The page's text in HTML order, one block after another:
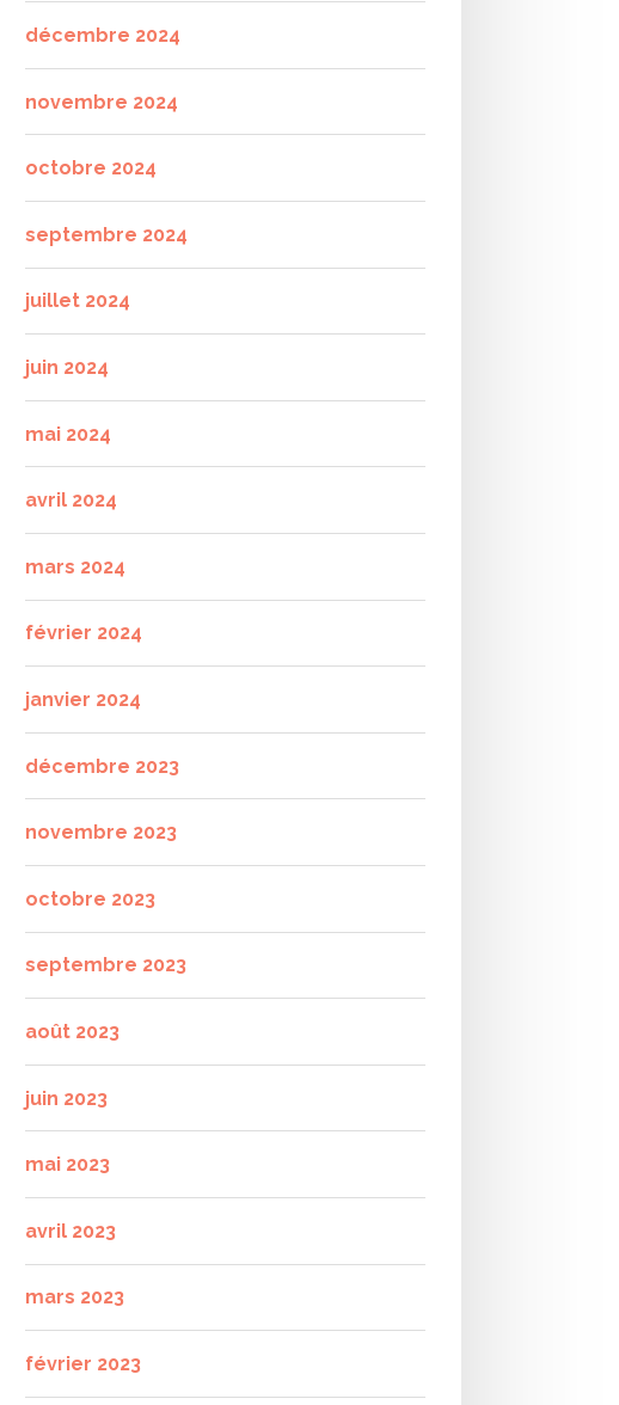
décembre 2024
novembre 2024
octobre 2024
septembre 2024
juillet 2024
juin 2024
mai 2024
avril 2024
mars 2024
février 2024
janvier 2024
décembre 2023
novembre 2023
octobre 2023
septembre 2023
août 2023
juin 2023
mai 2023
avril 2023
mars 2023
février 2023